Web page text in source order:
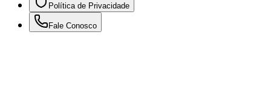
Política de Privacidade
Fale Conosco